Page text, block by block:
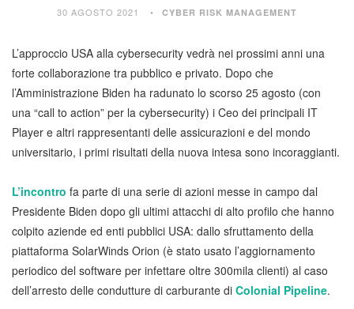
30 AGOSTO 2021 CYBER RISK MANAGEMENT
L’approccio USA alla cybersecurity vedrà nei prossimi anni una
forte collaborazione tra pubblico e privato. Dopo che
l’Amministrazione Biden ha radunato lo scorso 25 agosto (con
una “call to action” per la cybersecurity) i Ceo dei principali IT
Player e altri rappresentanti delle assicurazioni e del mondo
universitario, i primi risultati della nuova intesa sono incoraggianti.
L’incontro fa parte di una serie di azioni messe in campo dal
Presidente Biden dopo gli ultimi attacchi di alto profilo che hanno
colpito aziende ed enti pubblici USA: dallo sfruttamento della
piattaforma SolarWinds Orion (è stato usato l’aggiornamento
periodico del software per infettare oltre 300mila clienti) al caso
dell’arresto delle condutture di carburante di Colonial Pipeline.